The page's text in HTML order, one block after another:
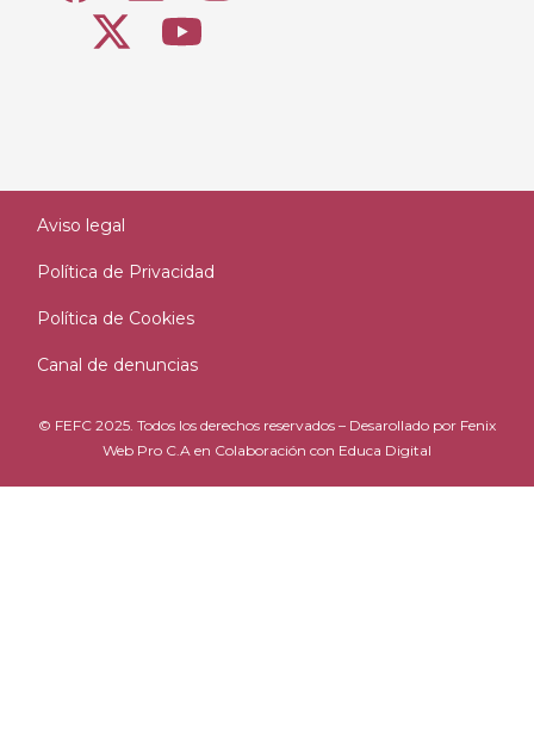
© FEFC 2025. Todos los derechos reservados – Desarollado por Fenix
Web Pro C.A en Colaboración con Educa Digital
Aviso legal
Política de Privacidad
Política de Cookies
Canal de denuncias